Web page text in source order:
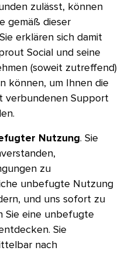
zulässt, können
gemäß dieser
erklären sich damit
Social und seine
(soweit zutreffend)
können, um Ihnen die
verbundenen Support
Nutzung. Sie
zu
unbefugte Nutzung
und uns sofort zu
Sie eine unbefugte
Sie
nach